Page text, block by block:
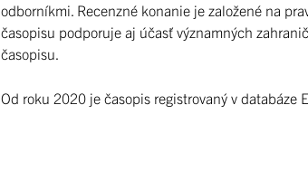
odborníkmi. Recenzné konanie je založené na
časopisu podporuje aj účasť významných
časopisu.
Od roku 2020 je časopis registrovaný v databáze